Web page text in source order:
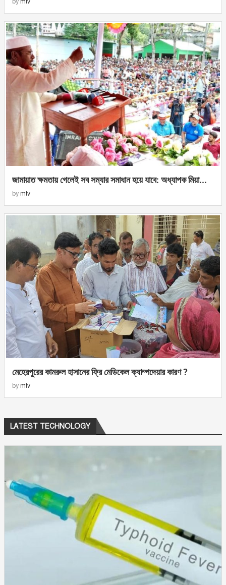
by mtv
জামায়াত ক্ষমতায় গেলেই সব সম্যার সমাধান হয়ে যাবে: অধ্যাপক মিয়া...
by mtv
মেহেরপুরের কামরুল হাসানের ফ্রি মেডিকেল ক্যাম্পদেয়ার কারণ ?
by mtv
LATEST TECHNOLOGY